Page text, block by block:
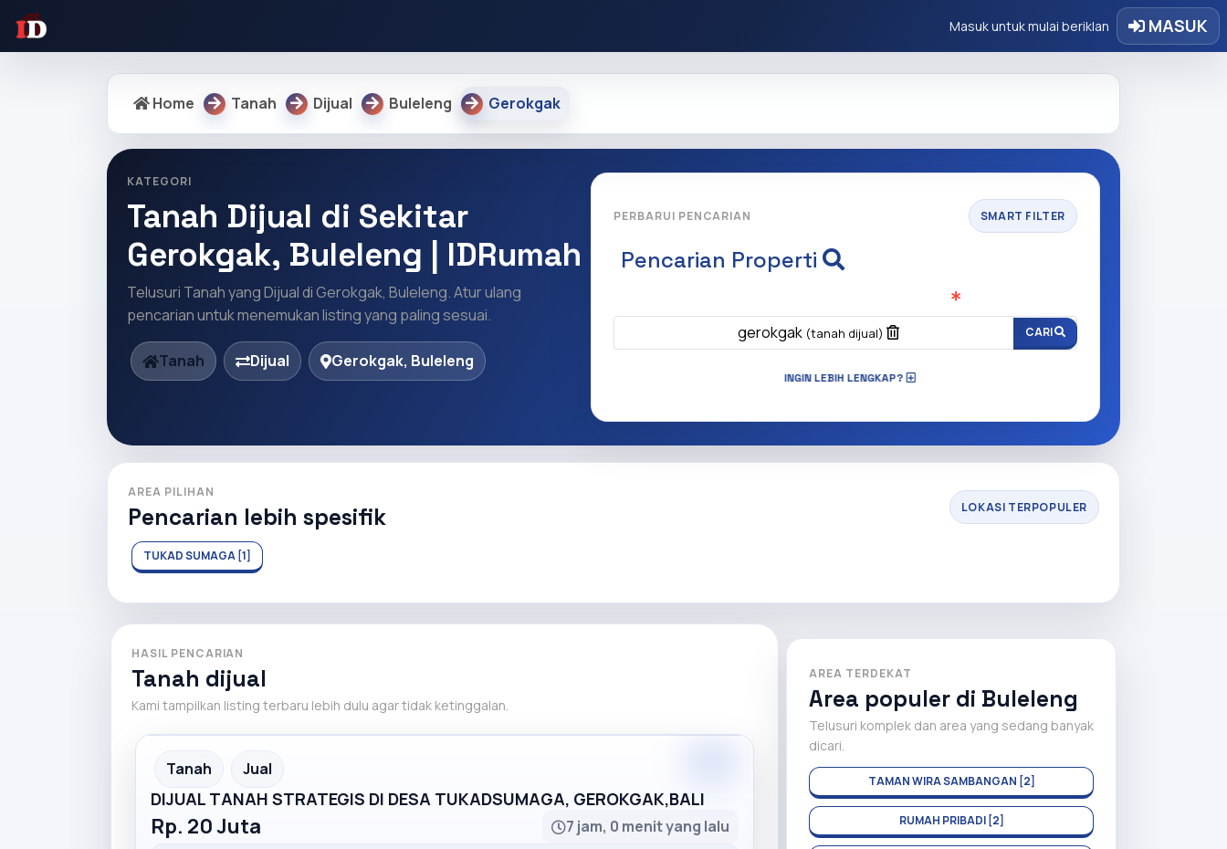
Masuk untuk mulai beriklan MASUK
Home Tanah Dijual Buleleng Gerokgak
KATEGORI
Tanah Dijual di Sekitar
Gerokgak, Buleleng | IDRumah
Telusuri Tanah yang Dijual di Gerokgak, Buleleng. Atur ulang
pencarian untuk menemukan listing yang paling sesuai.
Tanah Dijual Gerokgak, Buleleng
PERBARUI PENCARIAN SMART FILTER
Pencarian Properti
gerokgak (tanah dijual) CARI
INGIN LEBIH LENGKAP?
AREA PILIHAN
Pencarian lebih spesifik LOKASI TERPOPULER
TUKAD SUMAGA [1]
HASIL PENCARIAN
Tanah dijual
Kami tampilkan listing terbaru lebih dulu agar tidak ketinggalan.
Recommended
Tanah Jual
DIJUAL TANAH STRATEGIS DI DESA TUKADSUMAGA, GEROKGAK,BALI
Rp. 20 Juta
7 jam, 0 menit yang lalu
AREA TERDEKAT
Area populer di Buleleng
Telusuri komplek dan area yang sedang banyak
dicari.
TAMAN WIRA SAMBANGAN [2]
RUMAH PRIBADI [2]